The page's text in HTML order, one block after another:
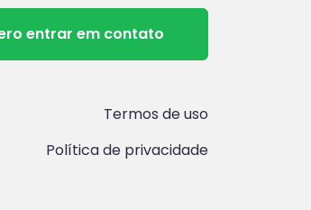
entrar em contato
Termos de uso
Política de privacidade